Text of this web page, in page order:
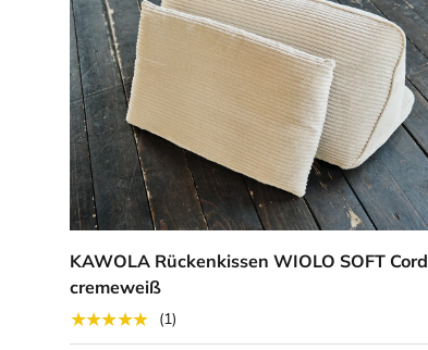
KAWOLA Rückenkissen WIOLO SOFT Cord
cremeweiß
★★★★★
(1)